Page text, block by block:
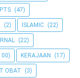
IPTS (47)
(2) ISLAMIC (22)
(22)
KERAJAAN (17)
OBAT (3)